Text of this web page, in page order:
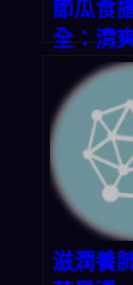
節瓜食
全：清
房寶藏
滋潤養